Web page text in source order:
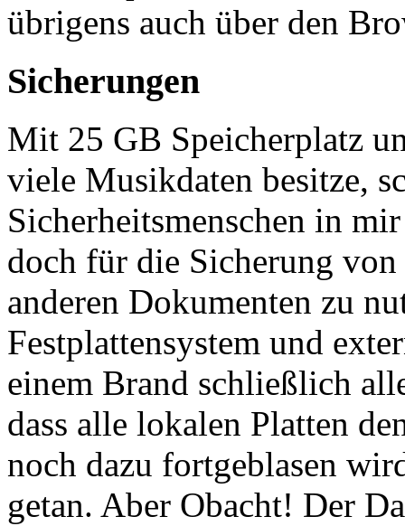
übrigens auch über den
Sicherungen
Mit 25 GB Speicherplatz
viele Musikdaten besitze,
Sicherheitsmenschen in
doch für die Sicherung
anderen Dokumenten zu
Festplattensystem und
einem Brand schließlich
dass alle lokalen Platten
noch dazu fortgeblasen
getan. Aber Obacht! Der